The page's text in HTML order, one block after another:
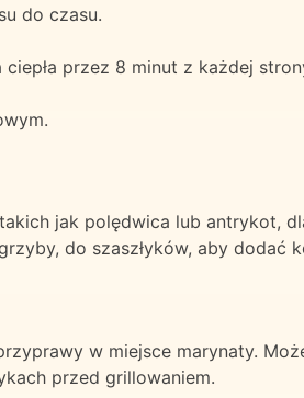
do czasu.
przez 8 minut z każdej
jak polędwica lub antrykot,
do szaszłyków, aby dodać
w miejsce marynaty.
przed grillowaniem.